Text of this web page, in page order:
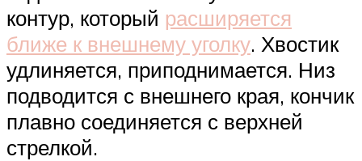
контур, который расширяется
ближе к внешнему уголку. Хвостик
удлиняется, приподнимается. Низ
подводится с внешнего края, кончик
плавно соединяется с верхней
стрелкой.